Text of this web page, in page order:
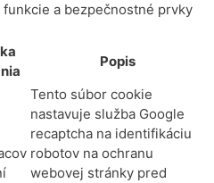
a bezpečnostné prvky
Popis
Tento súbor cookie
nastavuje služba Google
recaptcha na identifikáciu
robotov na ochranu
webovej stránky pred